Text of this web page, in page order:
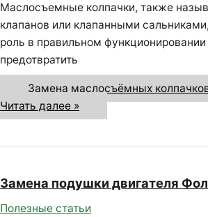
Маслосъемные колпачки, также
клапанов или клапанными
роль в правильном
предотвратить
Замена маслосъёмных
Читать далее »
Замена подушки двигателя
Полезные статьи